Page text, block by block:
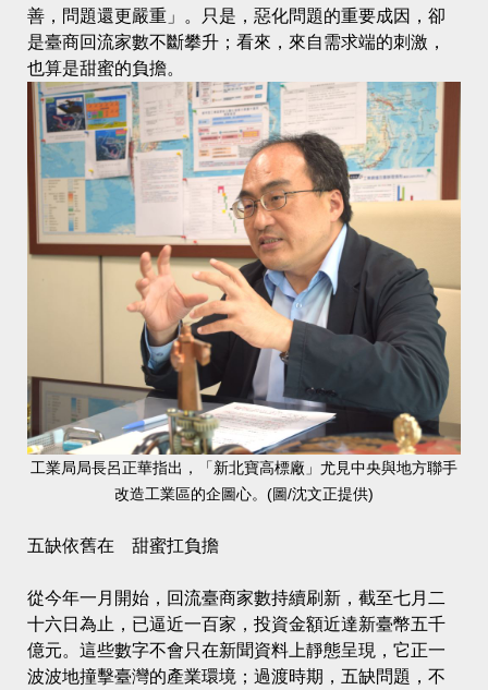
善，問題還更嚴重」。只是，惡化問題的重要成因，卻
是臺商回流家數不斷攀升；看來，來自需求端的刺激，
也算是甜蜜的負擔。
工業局局長呂正華指出，「新北寶高標廠」尤見中央與地方聯手
改造工業區的企圖心。(圖/沈文正提供)
五缺依舊在 甜蜜扛負擔
從今年一月開始，回流臺商家數持續刷新，截至七月二
十六日為止，已逼近一百家，投資金額近達新臺幣五千
億元。這些數字不會只在新聞資料上靜態呈現，它正一
波波地撞擊臺灣的產業環境；過渡時期，五缺問題，不